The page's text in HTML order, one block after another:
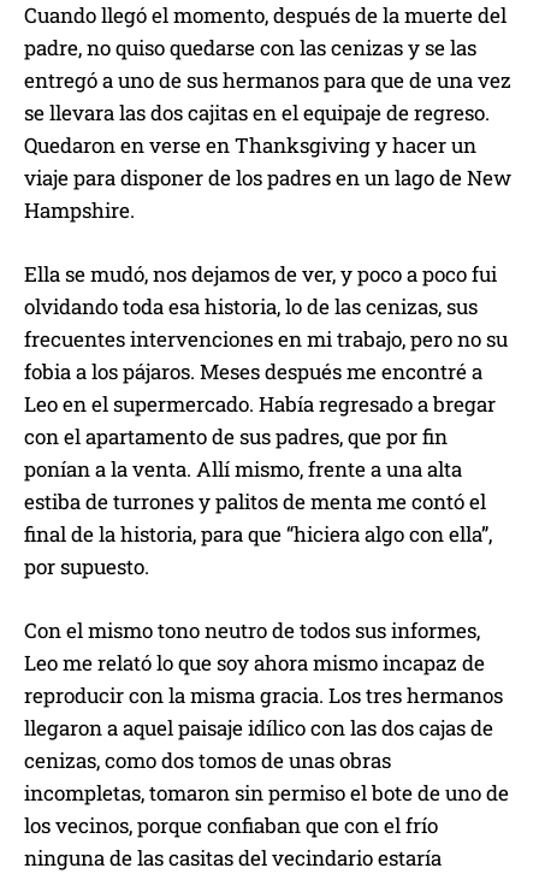
Cuando llegó el momento, después de la muerte del
padre, no quiso quedarse con las cenizas y se las
entregó a uno de sus hermanos para que de una vez
se llevara las dos cajitas en el equipaje de regreso.
Quedaron en verse en Thanksgiving y hacer un
viaje para disponer de los padres en un lago de New
Hampshire.
Ella se mudó, nos dejamos de ver, y poco a poco fui
olvidando toda esa historia, lo de las cenizas, sus
frecuentes intervenciones en mi trabajo, pero no su
fobia a los pájaros. Meses después me encontré a
Leo en el supermercado. Había regresado a bregar
con el apartamento de sus padres, que por fin
ponían a la venta. Allí mismo, frente a una alta
estiba de turrones y palitos de menta me contó el
final de la historia, para que “hiciera algo con ella”,
por supuesto.
Con el mismo tono neutro de todos sus informes,
Leo me relató lo que soy ahora mismo incapaz de
reproducir con la misma gracia. Los tres hermanos
llegaron a aquel paisaje idílico con las dos cajas de
cenizas, como dos tomos de unas obras
incompletas, tomaron sin permiso el bote de uno de
los vecinos, porque confiaban que con el frío
ninguna de las casitas del vecindario estaría